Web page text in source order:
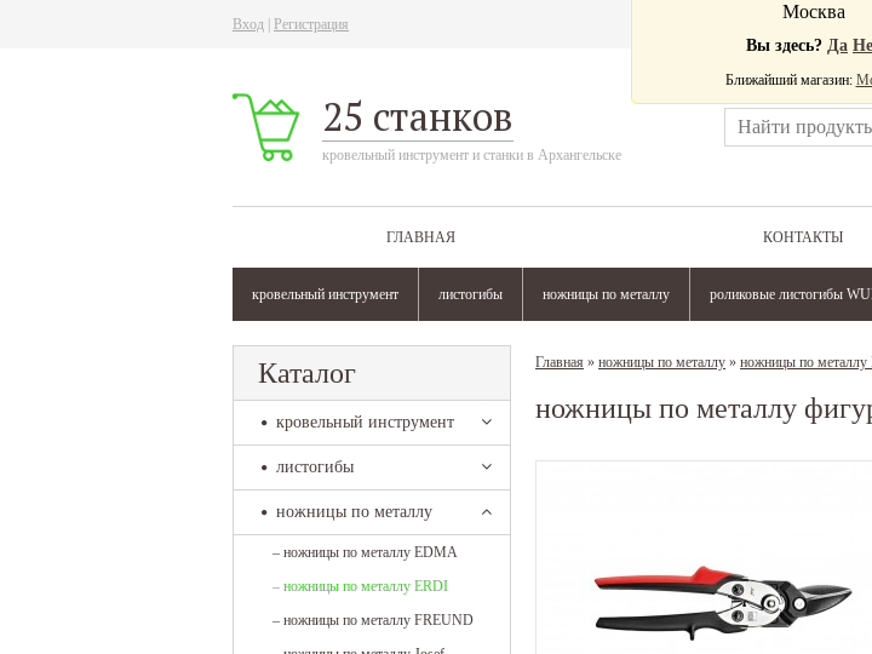
Вход Регистрация
25 станков
кровельный инструмент и станки в Архангельске
ГЛАВНАЯ КОНТАКТЫ
кровельный инструмент листогибы ножницы по металлу роликовые листогибы
Москва
Вы здесь? Да
Ближайший магазин:
Каталог
кровельный инструмент
листогибы
ножницы по металлу
– ножницы по металлу EDMA
– ножницы по металлу ERDI
– ножницы по металлу FREUND
Главная » ножницы по металлу » ножницы по металлу
ножницы по металлу